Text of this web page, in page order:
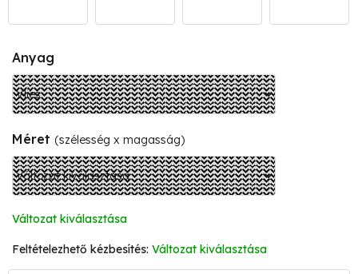
Anyag
Méret (szélesség x magasság)
Változat kiválasztása
Változat kiválasztása